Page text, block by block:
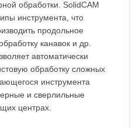
обработки. SolidCAM
инструмента, что
продольное
канавок и др.
автоматически
обработку сложных
инструмента
и сверлильные
центрах.